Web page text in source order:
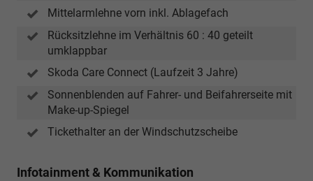
Mittelarmlehne vorn inkl. Ablagefach
Rücksitzlehne im Verhältnis 60 : 40 geteilt
umklappbar
Skoda Care Connect (Laufzeit 3 Jahre)
Sonnenblenden auf Fahrer- und Beifahrerseite mit
Make-up-Spiegel
Tickethalter an der Windschutzscheibe
Infotainment & Kommunikation